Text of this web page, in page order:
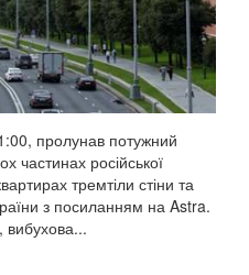
пролунав потужний
частинах російської
тремтіли стіни та
з посиланням на Astra.
вибухова...